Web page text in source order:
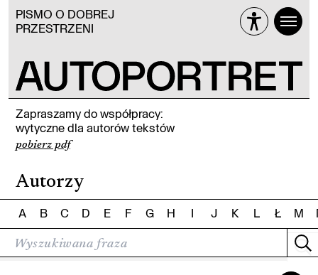
PISMO O DOBREJ
PRZESTRZENI
Zapraszamy do współpracy:
wytyczne dla autorów tekstów
pobierz pdf
Autorzy
A B C D E F G H I J K L Ł M